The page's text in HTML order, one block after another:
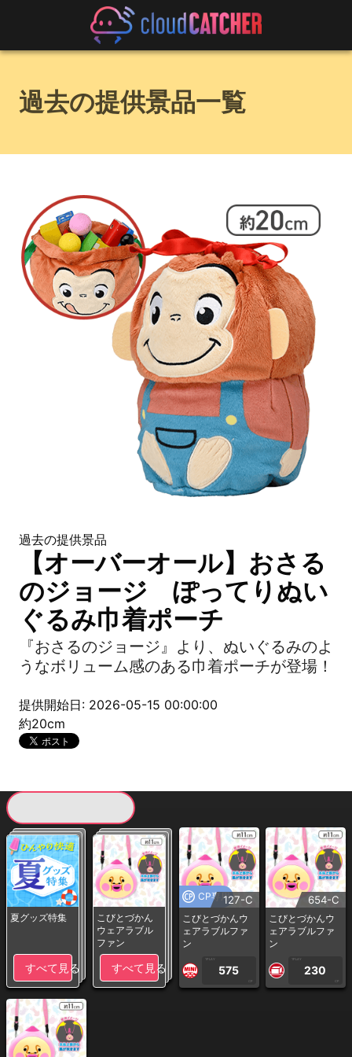
過去の提供景品一覧
過去の提供景品
【オーバーオール】おさる
のジョージ ぽってりぬい
ぐるみ巾着ポーチ
『おさるのジョージ』より、ぬいぐるみのよ
うなボリューム感のある巾着ポーチが登場！
提供開始日: 2026-05-15 00:00:00
約20cm
夏グッズ特集
すべて見る
こびとづかん
ウェアラブル
ファン
すべて見る
CP専用127-C
こびとづかんウ
ェアラブルファ
ン
1PLAY
575
CP
654-C
こびとづかんウ
ェアラブルファ
ン
1PLAY
230
CP